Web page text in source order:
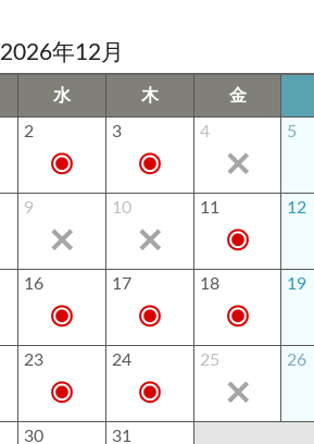
2026年12月
水 木 金
2 3 4 5
9 10 11 12
16 17 18 19
23 24 25 26
30 31